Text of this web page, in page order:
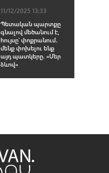
11/12/2025 13:33
Պետական պարտքը
գնալով մեծանում է,
հույսը՝ փոքրանում․
մենք փոխելու ենք
այդ պատկերը. «Մեր
ձևով»